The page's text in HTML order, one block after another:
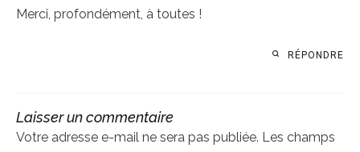
Merci, profondément, à toutes !
RÉPONDRE
Laisser un commentaire
Votre adresse e-mail ne sera pas publiée. Les champs